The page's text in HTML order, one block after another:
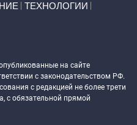
ТЕХНОЛОГИИ
на сайте
с законодательством РФ.
с редакцией не более трети
с обязательной прямой